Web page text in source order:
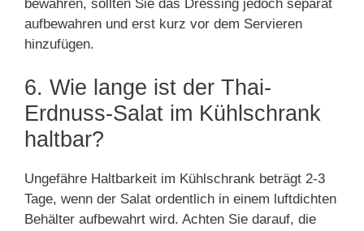
bewahren, sollten Sie das Dressing jedoch separat
aufbewahren und erst kurz vor dem Servieren
hinzufügen.
6. Wie lange ist der Thai-
Erdnuss-Salat im Kühlschrank
haltbar?
Ungefähre Haltbarkeit im Kühlschrank beträgt 2-3
Tage, wenn der Salat ordentlich in einem luftdichten
Behälter aufbewahrt wird. Achten Sie darauf, die